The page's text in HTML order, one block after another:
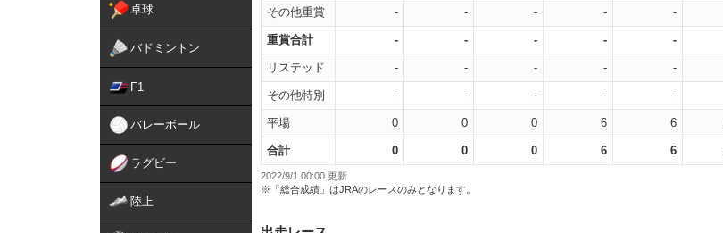
卓球
バドミントン
F1
バレーボール
ラグビー
陸上
その他重賞
- - - - -
重賞合計 - - - - -
リステッド - - - - -
その他特別 - - - - -
平場 0 0 0 6 6
合計 0 0 0 6 6
2022/9/1 00:00 更新
※「総合成績」はJRAのレースのみとなります。